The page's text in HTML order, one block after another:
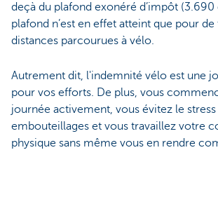
deçà du plafond exonéré d’impôt (3.690
plafond n’est en effet atteint que pour
distances parcourues à vélo.
Autrement dit, l'indemnité vélo est une
pour vos efforts. De plus, vous
journée activement, vous évitez le stress
embouteillages et vous travaillez votre
physique sans même vous en rendre